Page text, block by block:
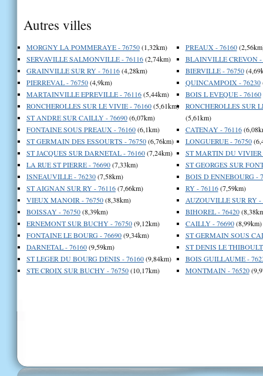
Autres villes
MORGNY LA POMMERAYE - 76750(1,32km)
SERVAVILLE SALMONVILLE - 76116(2,74km)
GRAINVILLE SUR RY - 76116(4,28km)
PIERREVAL - 76750(4,9km)
MARTAINVILLE EPREVILLE - 76116(5,44km)
RONCHEROLLES SUR LE VIVIE - 76160(5,61km)
ST ANDRE SUR CAILLY - 76690(6,07km)
FONTAINE SOUS PREAUX - 76160(6,1km)
ST GERMAIN DES ESSOURTS - 76750(6,76km)
ST JACQUES SUR DARNETAL - 76160(7,24km)
LA RUE ST PIERRE - 76690(7,33km)
ISNEAUVILLE - 76230(7,58km)
ST AIGNAN SUR RY - 76116(7,66km)
VIEUX MANOIR - 76750(8,38km)
BOISSAY - 76750(8,39km)
ERNEMONT SUR BUCHY - 76750(9,12km)
FONTAINE LE BOURG - 76690(9,34km)
DARNETAL - 76160(9,59km)
ST LEGER DU BOURG DENIS - 76160(9,84km)
STE CROIX SUR BUCHY - 76750(10,17km)
PREAUX - 76160
BLAINVILLE CREVON -
BIERVILLE - 76750
QUINCAMPOIX - 76230
BOIS L EVEQUE - 76160
RONCHEROLLES SUR
(5,61km)
CATENAY - 76116
LONGUERUE - 76750
ST MARTIN DU VIVIER
ST GEORGES SUR
BOIS D ENNEBOURG -
RY - 76116(7,59km)
AUZOUVILLE SUR RY -
BIHOREL - 76420
CAILLY - 76690(8,99km)
ST GERMAIN SOUS
ST DENIS LE
BOIS GUILLAUME -
MONTMAIN - 76520